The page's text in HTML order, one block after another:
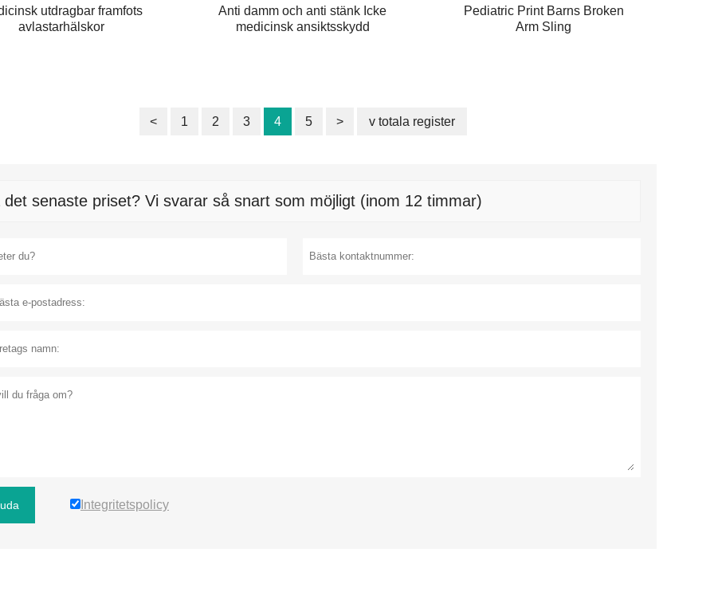
utdragbar framfots
avlastarhälskor
Anti damm och anti stänk Icke
medicinsk ansiktsskydd
Pediatric Print Barns Broken
Arm Sling
< 1 2 3 4 5 > v totala register
det senaste priset? Vi svarar så snart som möjligt (inom 12 timmar)
Integritetspolicy